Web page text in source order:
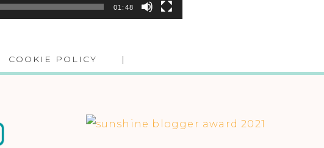
01:48
COOKIE POLICY